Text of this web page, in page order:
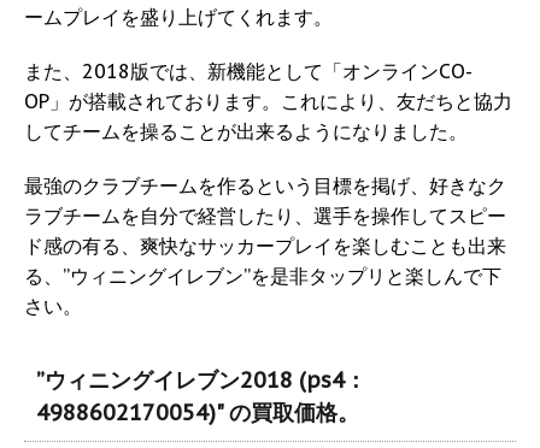
ームプレイを盛り上げてくれます。
また、2018版では、新機能として「オンラインCO-
OP」が搭載されております。これにより、友だちと協力
してチームを操ることが出来るようになりました。
最強のクラブチームを作るという目標を掲げ、好きなク
ラブチームを自分で経営したり、選手を操作してスピー
ド感の有る、爽快なサッカープレイを楽しむことも出来
る、”ウィニングイレブン”を是非タップリと楽しんで下
さい。
”ウィニングイレブン2018 (ps4：
4988602170054)" の買取価格。